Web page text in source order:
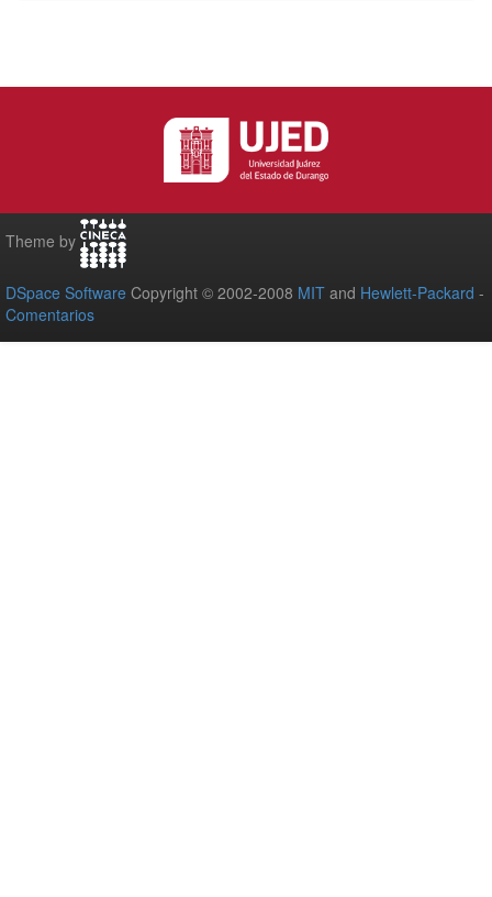
Theme by
DSpace Software Copyright © 2002-2008 MIT and Hewlett-Packard -
Comentarios